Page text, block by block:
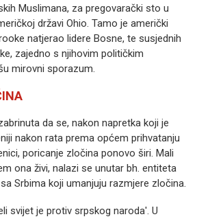
Muslimana, za pregovarački sto u
državi Ohio. Tamo je američki
natjerao lidere Bosne, te susjednih
zajedno s njihovim političkim
mirovni sporazum.
da se, nakon napretka koji je
nakon rata prema općem prihvatanju
poricanje zločina ponovo širi. Mali
ona živi, nalazi se unutar bh. entiteta
Srbima koji umanjuju razmjere zločina.
svijet je protiv srpskog naroda'. U